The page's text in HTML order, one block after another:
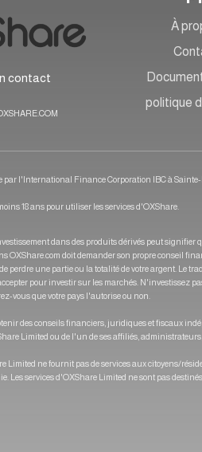
contact
À
politique
par l'International Finance Corporation IBC à
18 ans pour utiliser les services d'OXShare.
dans des produits dérivés peut
OXShare.com doit demander son propre conseil
perdre une partie ou la totalité de votre argent. Le
pour investir sur les marchés. N'investissez
vous que votre pays l'autorise ou non.
des conseils financiers, juridiques et fiscaux
Limited ou de l'un de ses affiliés,
Limited ne fournit pas de services aux citoyens/
Les services d'OXShare Limited ne sont pas